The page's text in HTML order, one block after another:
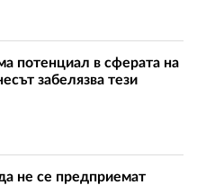
потенциал в сферата на
забелязва тези
не се предприемат